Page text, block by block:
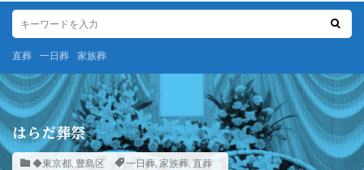
直葬 一日葬 家族葬
はらだ葬祭
◆東京都, 豊島区 一日葬, 家族葬, 直葬